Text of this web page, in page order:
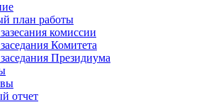
план работы
комиссии
Комитета
Президиума
отчет